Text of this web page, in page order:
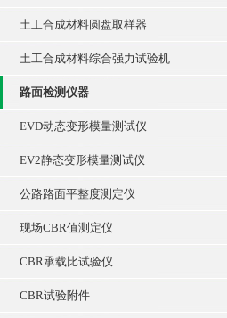
土工合成材料圆盘取样器
土工合成材料综合强力试验机
路面检测仪器
EVD动态变形模量测试仪
EV2静态变形模量测试仪
公路路面平整度测定仪
现场CBR值测定仪
CBR承载比试验仪
CBR试验附件